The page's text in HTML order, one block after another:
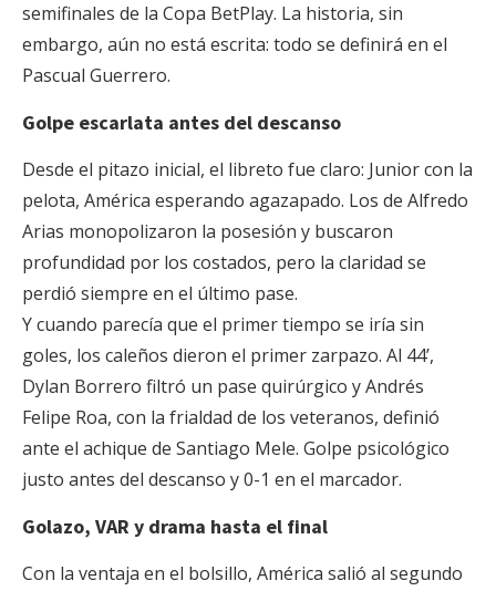
semifinales de la Copa BetPlay. La historia, sin
embargo, aún no está escrita: todo se definirá en el
Pascual Guerrero.
Golpe escarlata antes del descanso
Desde el pitazo inicial, el libreto fue claro: Junior con la
pelota, América esperando agazapado. Los de Alfredo
Arias monopolizaron la posesión y buscaron
profundidad por los costados, pero la claridad se
perdió siempre en el último pase.
Y cuando parecía que el primer tiempo se iría sin
goles, los caleños dieron el primer zarpazo. Al 44’,
Dylan Borrero filtró un pase quirúrgico y Andrés
Felipe Roa, con la frialdad de los veteranos, definió
ante el achique de Santiago Mele. Golpe psicológico
justo antes del descanso y 0-1 en el marcador.
Golazo, VAR y drama hasta el final
Con la ventaja en el bolsillo, América salió al segundo